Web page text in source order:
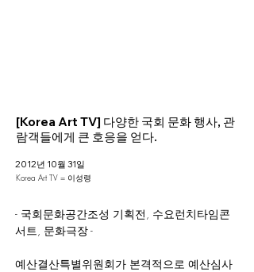
[Korea Art TV] 다양한 국회 문화 행사, 관
람객들에게 큰 호응을 얻다.
2012년 10월 31일
Korea Art TV = 이성령
- 국회문화공간조성 기획전, 수요런치타임콘
서트, 문화극장 -
예산결산특별위원회가 본격적으로 예산심사